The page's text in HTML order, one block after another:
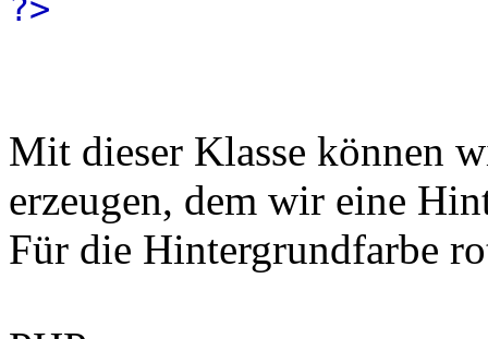
?>
Mit dieser Klasse können
erzeugen, dem wir eine
Für die Hintergrundfarbe